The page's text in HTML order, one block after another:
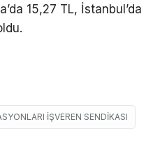
15,27 TL, İstanbul’da
İŞVEREN SENDIKASI